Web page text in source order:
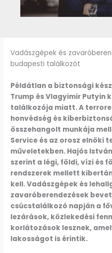
Vadászgépek és
budapesti találkozót
Példátlan a biztonsági
Trump és Vlagyimir Putyin
találkozója miatt. A
honvédség és
összehangolt munkája
Service és az orosz elnöki
műveletekben. Hajós
szerint a légi, földi, vízi és
rendszerek mellett
kell. Vadászgépek és
zavaróberendezések
csúcstalálkozó napján a
lezárások, közlekedési
korlátozások lesznek,
lakosságot is érintik.